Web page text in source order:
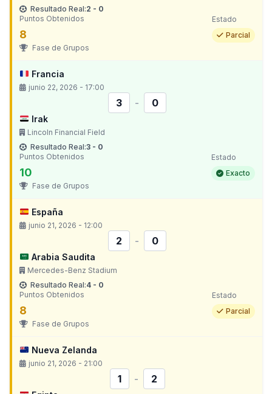
Resultado Real:2 - 0
Puntos Obtenidos
8
Estado
Parcial
Fase de Grupos
Francia
junio 22, 2026 - 17:00
3 - 0
Irak
Lincoln Financial Field
Resultado Real:3 - 0
Puntos Obtenidos
10
Estado
Exacto
Fase de Grupos
España
junio 21, 2026 - 12:00
2 - 0
Arabia Saudita
Mercedes-Benz Stadium
Resultado Real:4 - 0
Puntos Obtenidos
8
Estado
Parcial
Fase de Grupos
Nueva Zelanda
junio 21, 2026 - 21:00
1 - 2